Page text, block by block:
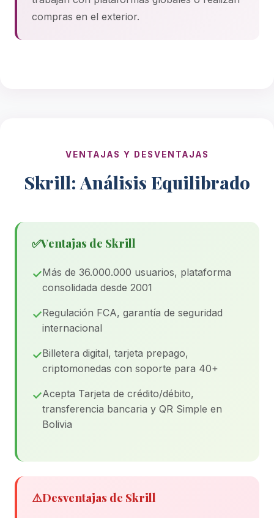
compras en el exterior.
VENTAJAS Y DESVENTAJAS
Skrill: Análisis Equilibrado
✅Ventajas de Skrill
Más de 36.000.000 usuarios, plataforma
consolidada desde 2001
Regulación FCA, garantía de seguridad
internacional
Billetera digital, tarjeta prepago,
criptomonedas con soporte para 40+
Acepta Tarjeta de crédito/débito,
transferencia bancaria y QR Simple en
Bolivia
⚠️Desventajas de Skrill